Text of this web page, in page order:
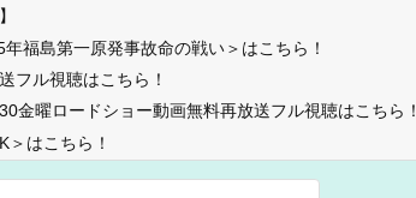
福島第一原発事故命の戦い＞はこちら！
フル視聴はこちら！
金曜ロードショー動画無料再放送フル視聴はこちら！
はこちら！